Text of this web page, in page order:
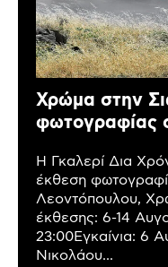
Χρώμα στην
φωτογραφίας
Η Γκαλερί Δια
έκθεση
Λεοντόπουλου,
έκθεσης: 6-14
23:00Εγκαίνια: 6
Νικολάου...